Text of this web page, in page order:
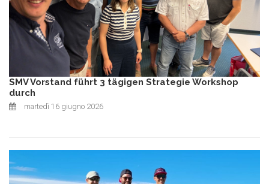
SMV Vorstand führt 3 tägigen Strategie Workshop
durch
martedì 16 giugno 2026